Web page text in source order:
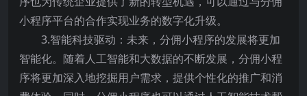
小程序平台的合作实现业务的数字化升级。
3.智能科技驱动：未来，分佣小程序的发展将更加
智能化。随着人工智能和大数据的不断发展，分佣小程
序将更加深入地挖掘用户需求，提供个性化的推广和消